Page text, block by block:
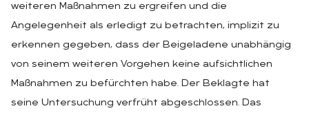
weiteren Maßnahmen zu ergreifen und die
Angelegenheit als erledigt zu betrachten, implizit zu
erkennen gegeben, dass der Beigeladene unabhängig
von seinem weiteren Vorgehen keine aufsichtlichen
Maßnahmen zu befürchten habe. Der Beklagte hat
seine Untersuchung verfrüht abgeschlossen. Das